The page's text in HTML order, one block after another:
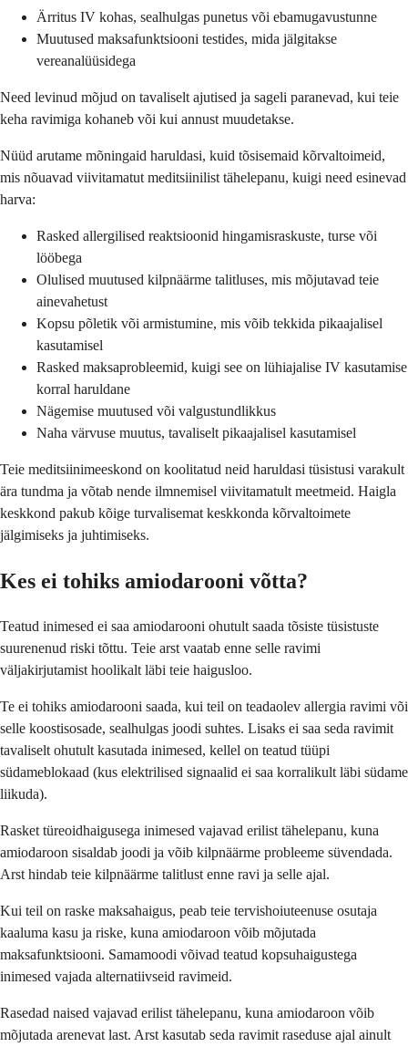
Ärritus IV kohas, sealhulgas punetus või ebamugavustunne
Muutused maksafunktsiooni testides, mida jälgitakse
vereanalüüsidega
Need levinud mõjud on tavaliselt ajutised ja sageli paranevad, kui teie
keha ravimiga kohaneb või kui annust muudetakse.
Nüüd arutame mõningaid haruldasi, kuid tõsisemaid kõrvaltoimeid,
mis nõuavad viivitamatut meditsiinilist tähelepanu, kuigi need esinevad
harva:
Rasked allergilised reaktsioonid hingamisraskuste, turse või
lööbega
Olulised muutused kilpnäärme talitluses, mis mõjutavad teie
ainevahetust
Kopsu põletik või armistumine, mis võib tekkida pikaajalisel
kasutamisel
Rasked maksaprobleemid, kuigi see on lühiajalise IV kasutamise
korral haruldane
Nägemise muutused või valgustundlikkus
Naha värvuse muutus, tavaliselt pikaajalisel kasutamisel
Teie meditsiinimeeskond on koolitatud neid haruldasi tüsistusi varakult
ära tundma ja võtab nende ilmnemisel viivitamatult meetmeid. Haigla
keskkond pakub kõige turvalisemat keskkonda kõrvaltoimete
jälgimiseks ja juhtimiseks.
Kes ei tohiks amiodarooni võtta?
Teatud inimesed ei saa amiodarooni ohutult saada tõsiste tüsistuste
suurenenud riski tõttu. Teie arst vaatab enne selle ravimi
väljakirjutamist hoolikalt läbi teie haigusloo.
Te ei tohiks amiodarooni saada, kui teil on teadaolev allergia ravimi või
selle koostisosade, sealhulgas joodi suhtes. Lisaks ei saa seda ravimit
tavaliselt ohutult kasutada inimesed, kellel on teatud tüüpi
südameblokaad (kus elektrilised signaalid ei saa korralikult läbi südame
liikuda).
Rasket türeoidhaigusega inimesed vajavad erilist tähelepanu, kuna
amiodaroon sisaldab joodi ja võib kilpnäärme probleeme süvendada.
Arst hindab teie kilpnäärme talitlust enne ravi ja selle ajal.
Kui teil on raske maksahaigus, peab teie tervishoiuteenuse osutaja
kaaluma kasu ja riske, kuna amiodaroon võib mõjutada
maksafunktsiooni. Samamoodi võivad teatud kopsuhaigustega
inimesed vajada alternatiivseid ravimeid.
Rasedad naised vajavad erilist tähelepanu, kuna amiodaroon võib
mõjutada arenevat last. Arst kasutab seda ravimit raseduse ajal ainult